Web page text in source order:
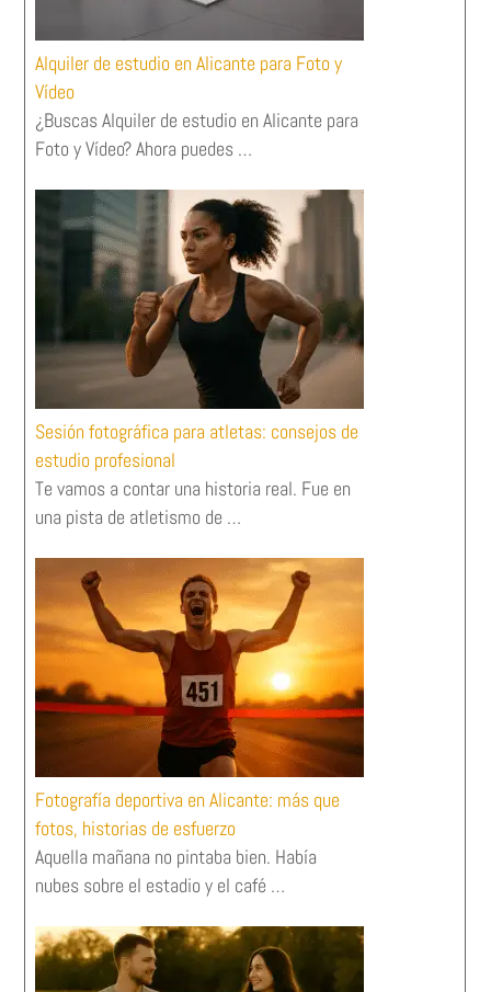
Alquiler de estudio en Alicante para Foto y
Vídeo
¿Buscas Alquiler de estudio en Alicante para
Foto y Vídeo? Ahora puedes …
Sesión fotográfica para atletas: consejos de
estudio profesional
Te vamos a contar una historia real. Fue en
una pista de atletismo de …
Fotografía deportiva en Alicante: más que
fotos, historias de esfuerzo
Aquella mañana no pintaba bien. Había
nubes sobre el estadio y el café …